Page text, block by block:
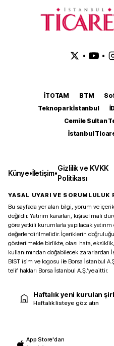
• •
İTOTAM BTM
Teknopark İstanbul
Cemile Sultan
İstanbul
Künye•İletişim•
Gizlilik ve KVKK
Politikası
YASAL UYARI VE SORUMLULUK
Bu sayfada yer alan bilgi, yorum ve
değildir. Yatırım kararları, kişisel mali
göre yetkili kurumlarla yapılacak
değerlendirilmelidir. İçeriklerin
gösterilmekle birlikte, olası hata,
kullanımından doğabilecek zararlardan
BIST isim ve logosu ile Borsa İstanbul
telif hakları Borsa İstanbul A.Ş.’ye aittir.
Haftalık yeni kurulan
Haftalık listeye göz atın
App Store'dan